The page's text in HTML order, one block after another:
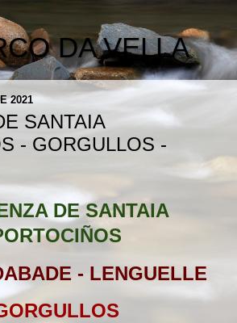
DA VELLA
2021
SANTAIA
- GORGULLOS -
DE SANTAIA
- LENGUELLE